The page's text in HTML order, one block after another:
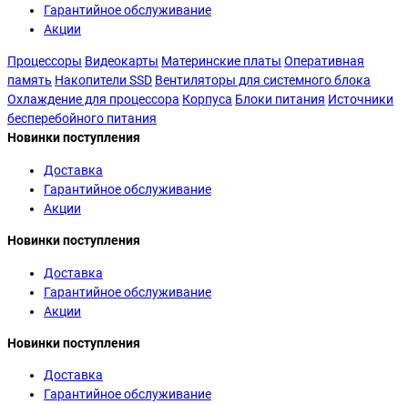
Гарантийное обслуживание
Акции
Процессоры Видеокарты Материнские платы Оперативная
память Накопители SSD Вентиляторы для системного блока
Охлаждение для процессора Корпуса Блоки питания Источники
бесперебойного питания
Новинки поступления
Доставка
Гарантийное обслуживание
Акции
Новинки поступления
Доставка
Гарантийное обслуживание
Акции
Новинки поступления
Доставка
Гарантийное обслуживание